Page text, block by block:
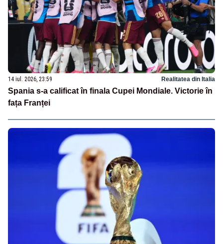
14 iul. 2026, 23:59 Realitatea din Italia
Spania s-a calificat în finala Cupei Mondiale. Victorie în
fața Franței